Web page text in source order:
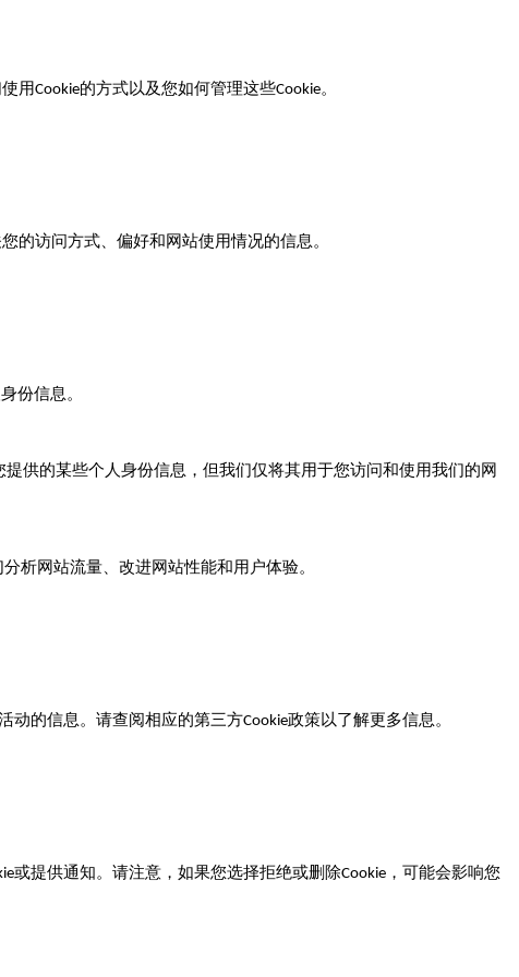
用Cookie的方式以及您如何管理这些Cookie。
的访问方式、偏好和网站使用情况的信息。
份信息。
提供的某些个人身份信息，但我们仅将其用于您访问和使用我们的网
析网站流量、改进网站性能和用户体验。
动的信息。请查阅相应的第三方Cookie政策以了解更多信息。
或提供通知。请注意，如果您选择拒绝或删除Cookie ，可能会影响您